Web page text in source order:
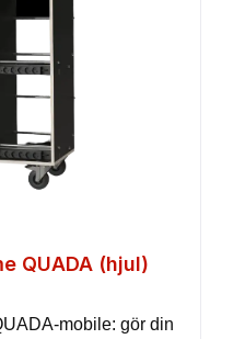
QUADA (hjul)
mobile: gör din